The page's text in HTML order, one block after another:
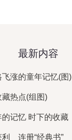
最新内容
涨的童年记忆(图)
热点(组图)
记忆 时下的收藏
利 连册“经典书”